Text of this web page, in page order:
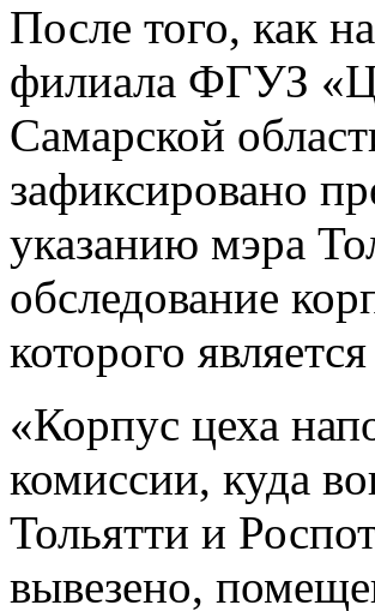
После того, как
филиала ФГУЗ
Самарской
зафиксировано
указанию мэра
обследование
которого
«Корпус цеха
комиссии, куда
Тольятти и
вывезено,